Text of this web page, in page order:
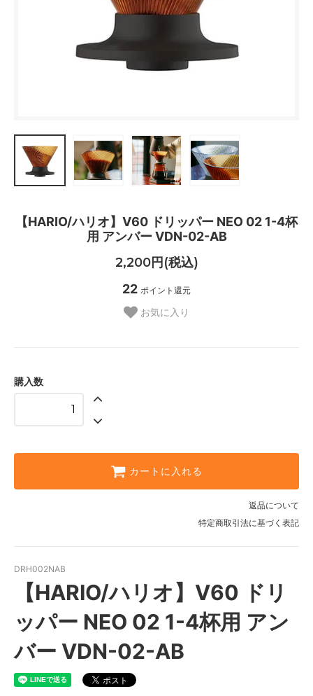
【HARIO/ハリオ】V60 ドリッパー NEO 02 1-4杯
用 アンバー VDN-02-AB
2,200円(税込)
22 ポイント還元
お気に入り
購入数
カートに入れる
返品について
特定商取引法に基づく表記
DRH002NAB
【HARIO/ハリオ】V60 ドリ
ッパー NEO 02 1-4杯用 アン
バー VDN-02-AB